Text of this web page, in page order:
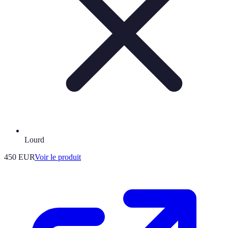
Lourd
450 EURVoir le produit